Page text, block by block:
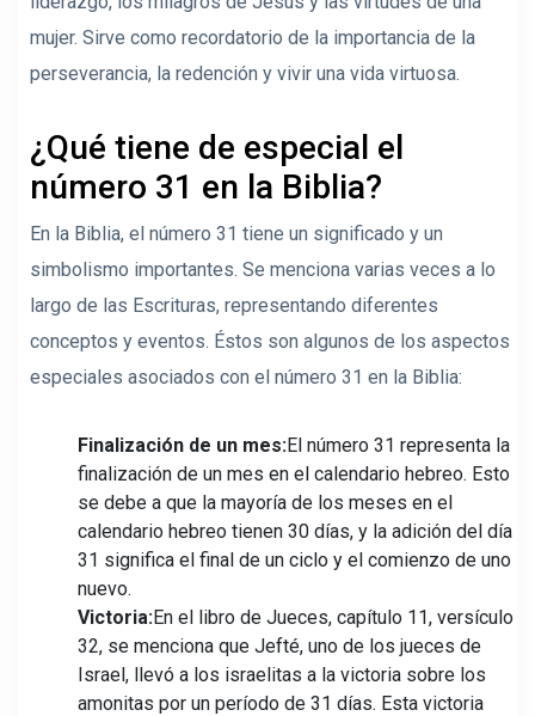
mujer. Sirve como recordatorio de la importancia de la
perseverancia, la redención y vivir una vida virtuosa.
¿Qué tiene de especial el
número 31 en la Biblia?
En la Biblia, el número 31 tiene un significado y un
simbolismo importantes. Se menciona varias veces a lo
largo de las Escrituras, representando diferentes
conceptos y eventos. Éstos son algunos de los aspectos
especiales asociados con el número 31 en la Biblia:
Finalización de un mes:El número 31 representa la
finalización de un mes en el calendario hebreo. Esto
se debe a que la mayoría de los meses en el
calendario hebreo tienen 30 días, y la adición del día
31 significa el final de un ciclo y el comienzo de uno
nuevo.
Victoria:En el libro de Jueces, capítulo 11, versículo
32, se menciona que Jefté, uno de los jueces de
Israel, llevó a los israelitas a la victoria sobre los
amonitas por un período de 31 días. Esta victoria